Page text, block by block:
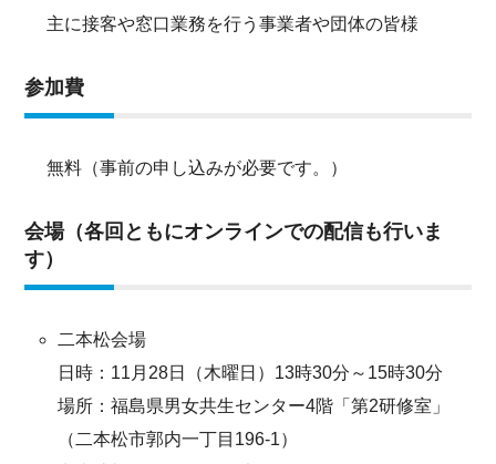
主に接客や窓口業務を行う事業者や団体の皆様
参加費
無料（事前の申し込みが必要です。）
会場（各回ともにオンラインでの配信も行いま
す）
二本松会場
日時：11月28日（木曜日）13時30分～15時30分
場所：福島県男女共生センター4階「第2研修室」
（二本松市郭内一丁目196-1）